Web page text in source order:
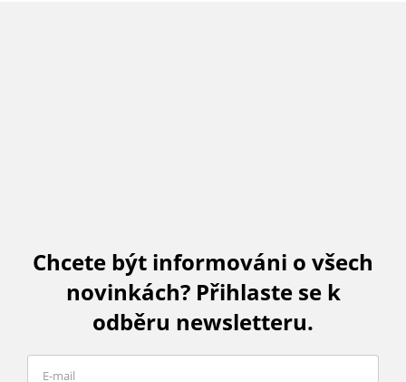
Chcete být informováni o všech
novinkách? Přihlaste se k
odběru newsletteru.